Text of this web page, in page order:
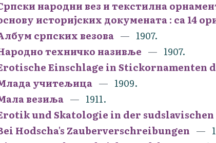
народни вез и текстилна
историјских докумената : са 14
српских везова
1907.
техничко називље
1907.
Einschlage in Stickornamenten
учитељица
1909.
везиља
1911.
und Skatologie in der sudslavischen
Hodscha's Zauberverschreibungen